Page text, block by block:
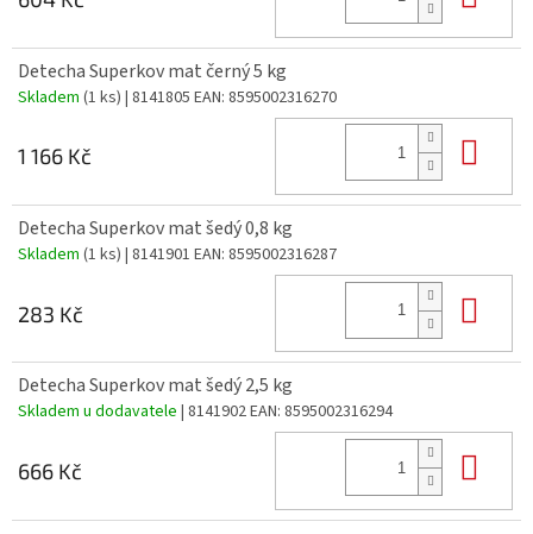
Detecha Superkov mat černý 5 kg
Skladem (1 ks) | 8141805 EAN: 8595002316270
1 166 Kč
Detecha Superkov mat šedý 0,8 kg
Skladem (1 ks) | 8141901 EAN: 8595002316287
283 Kč
Detecha Superkov mat šedý 2,5 kg
Skladem u dodavatele | 8141902EAN: 8595002316294
666 Kč